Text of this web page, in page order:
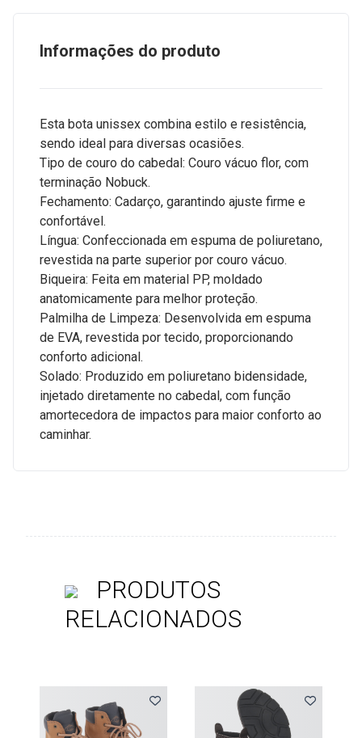
Informações do produto
Esta bota unissex combina estilo e resistência,
sendo ideal para diversas ocasiões.
Tipo de couro do cabedal: Couro vácuo flor, com
terminação Nobuck.
Fechamento: Cadarço, garantindo ajuste firme e
confortável.
Língua: Confeccionada em espuma de poliuretano,
revestida na parte superior por couro vácuo.
Biqueira: Feita em material PP, moldado
anatomicamente para melhor proteção.
Palmilha de Limpeza: Desenvolvida em espuma
de EVA, revestida por tecido, proporcionando
conforto adicional.
Solado: Produzido em poliuretano bidensidade,
injetado diretamente no cabedal, com função
amortecedora de impactos para maior conforto ao
caminhar.
PRODUTOS
RELACIONADOS